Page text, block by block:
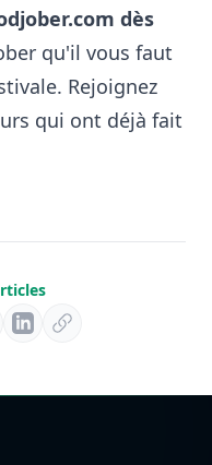
dès
qu'il vous faut
Rejoignez
qui ont déjà fait